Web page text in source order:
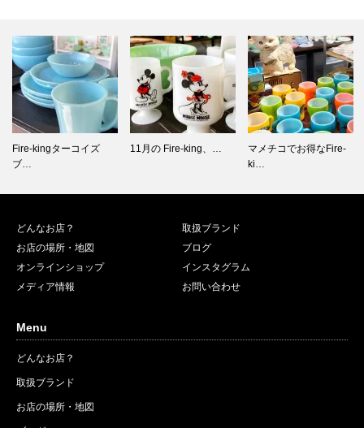
Fire-kingターコイズ
ブ…
11月の Fire-king、…
マメチコでお得なFire-
ki…
どんなお店？
取扱ブランド
お店の場所・地図
ブログ
オンラインショップ
インスタグラム
メディア情報
お問い合わせ
Menu
どんなお店？
取扱ブランド
お店の場所・地図